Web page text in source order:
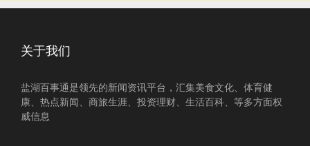
关于我们
盐湖百事通是领先的新闻资讯平台，汇集美食文化、体育健
康、热点新闻、商旅生涯、投资理财、生活百科、等多方面权
威信息